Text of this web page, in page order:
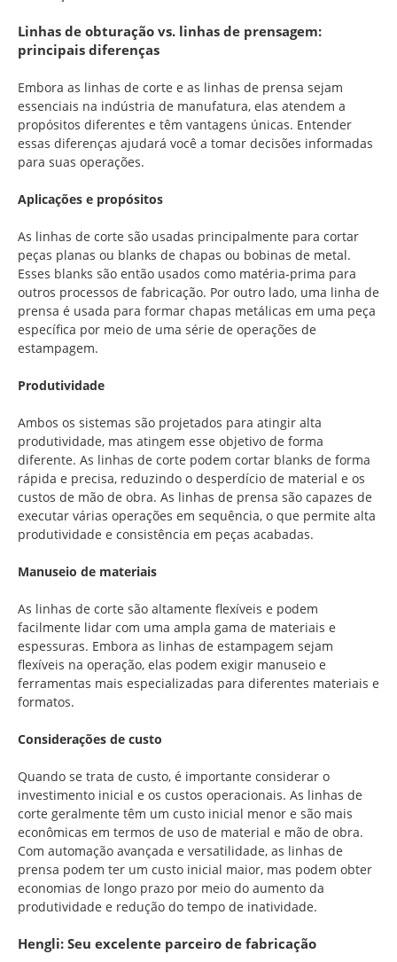
Linhas de obturação vs. linhas de prensagem:
principais diferenças
Embora as linhas de corte e as linhas de prensa sejam
essenciais na indústria de manufatura, elas atendem a
propósitos diferentes e têm vantagens únicas. Entender
essas diferenças ajudará você a tomar decisões informadas
para suas operações.
Aplicações e propósitos
As linhas de corte são usadas principalmente para cortar
peças planas ou blanks de chapas ou bobinas de metal.
Esses blanks são então usados como matéria-prima para
outros processos de fabricação. Por outro lado, uma linha de
prensa é usada para formar chapas metálicas em uma peça
específica por meio de uma série de operações de
estampagem.
Produtividade
Ambos os sistemas são projetados para atingir alta
produtividade, mas atingem esse objetivo de forma
diferente. As linhas de corte podem cortar blanks de forma
rápida e precisa, reduzindo o desperdício de material e os
custos de mão de obra. As linhas de prensa são capazes de
executar várias operações em sequência, o que permite alta
produtividade e consistência em peças acabadas.
Manuseio de materiais
As linhas de corte são altamente flexíveis e podem
facilmente lidar com uma ampla gama de materiais e
espessuras. Embora as linhas de estampagem sejam
flexíveis na operação, elas podem exigir manuseio e
ferramentas mais especializadas para diferentes materiais e
formatos.
Considerações de custo
Quando se trata de custo, é importante considerar o
investimento inicial e os custos operacionais. As linhas de
corte geralmente têm um custo inicial menor e são mais
econômicas em termos de uso de material e mão de obra.
Com automação avançada e versatilidade, as linhas de
prensa podem ter um custo inicial maior, mas podem obter
economias de longo prazo por meio do aumento da
produtividade e redução do tempo de inatividade.
Hengli: Seu excelente parceiro de fabricação